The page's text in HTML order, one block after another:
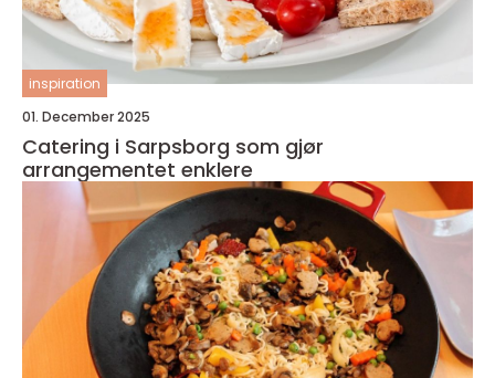
inspiration
01. December 2025
Catering i Sarpsborg som gjør
arrangementet enklere